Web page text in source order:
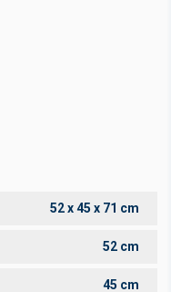
52 x 45 x 71 cm
52 cm
45 cm